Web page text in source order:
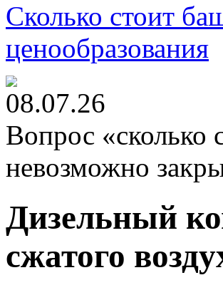
Сколько стоит
ценообразования
08.07.26
Вопрос «сколько
невозможно
Дизельный
сжатого